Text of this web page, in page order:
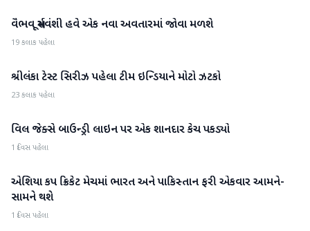
રમતગમત
વૈભવ સૂર્યવંશી હવે એક નવા અવતારમાં જોવા મળશે
19 કલાક પહેલા
રમતગમત
શ્રીલંકા ટેસ્ટ સિરીઝ પહેલા ટીમ ઇન્ડિયાને મોટો ઝટકો
23 કલાક પહેલા
રમતગમત
વિલ જેક્સે બાઉન્ડ્રી લાઇન પર એક શાનદાર કેચ પકડ્યો
1 દિવસ પહેલા
રમતગમત
એશિયા કપ ક્રિકેટ મેચમાં ભારત અને પાકિસ્તાન ફરી એકવાર આમને-
સામને થશે
1 દિવસ પહેલા